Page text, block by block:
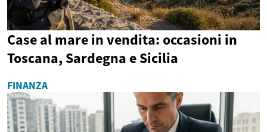
Case al mare in vendita: occasioni in
Toscana, Sardegna e Sicilia
FINANZA